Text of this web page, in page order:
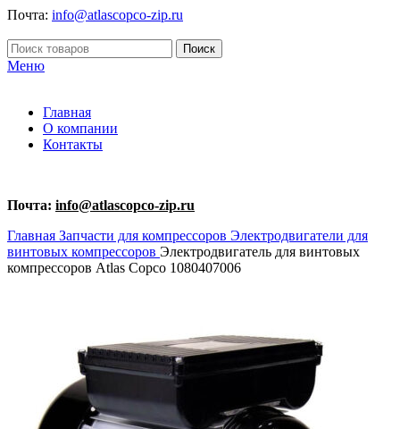
Почта: info@atlascopco-zip.ru
Поиск
Меню
Главная
О компании
Контакты
Почта: info@atlascopco-zip.ru
Главная Запчасти для компрессоров Электродвигатели для
винтовых компрессоров Электродвигатель для винтовых
компрессоров Atlas Copco 1080407006